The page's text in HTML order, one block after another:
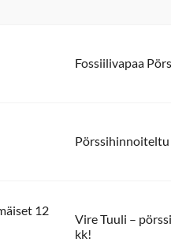
Fossiilivapaa
Pörssihinnoiteltu
12
Vire Tuuli –
kk!